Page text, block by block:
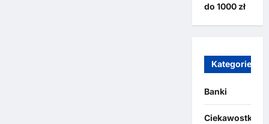
do 1000 zł
Kategorie
Banki
Ciekawostki